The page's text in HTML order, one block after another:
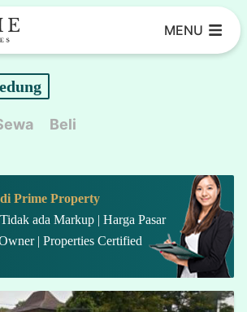
MENU
Beli
Prime Property
ada Markup | Harga Pasar
| Properties Certified